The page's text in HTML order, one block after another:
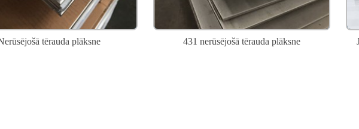
tērauda plāksne 431 nerūsējošā tērauda plāksne